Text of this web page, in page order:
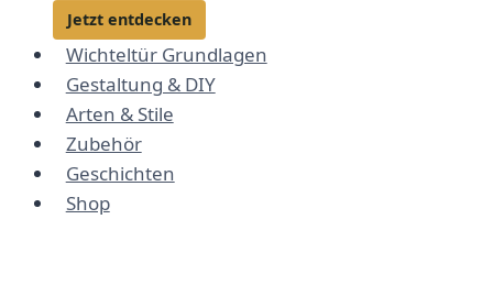
Jetzt entdecken
Wichteltür Grundlagen
Gestaltung & DIY
Arten & Stile
Zubehör
Geschichten
Shop